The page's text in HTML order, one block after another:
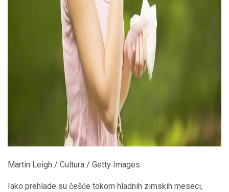
Martin Leigh / Cultura / Getty Images
Iako prehlade su češće tokom hladnih zimskih meseci,